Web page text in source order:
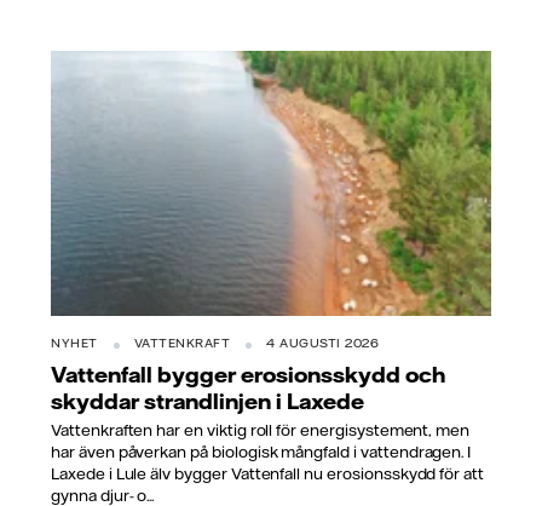
NYHET VATTENKRAFT 4 AUGUSTI 2026
Vattenfall bygger erosionsskydd och
skyddar strandlinjen i Laxede
Vattenkraften har en viktig roll för energisystement, men
har även påverkan på biologisk mångfald i vattendragen. I
Laxede i Lule älv bygger Vattenfall nu erosionsskydd för att
gynna djur- o...